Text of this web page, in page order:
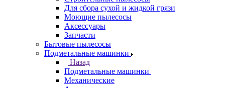
Для сбора сухой и жидкой грязи
Моющие пылесосы
Аксессуары
Запчасти
Бытовые пылесосы
Подметальные машинки
Назад
Подметальные машинки
Механические